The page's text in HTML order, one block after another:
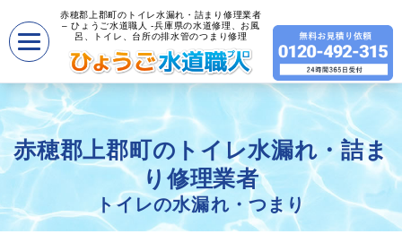
赤穂郡上郡町のトイレ水漏れ・詰まり修理業者
– ひょうご水道職人 -兵庫県の水道修理、お風
呂、トイレ、台所の排水管のつまり修理
赤穂郡上郡町のトイレ水漏れ・詰ま
り修理業者
トイレの水漏れ・つまり